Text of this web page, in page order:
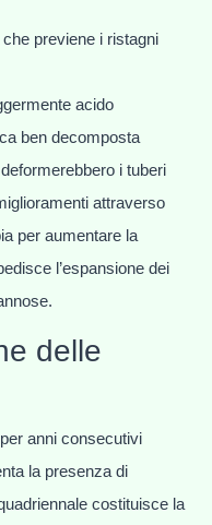
previene i ristagni
acido
ben decomposta
i tuberi
attraverso
per aumentare la
l’espansione dei
delle
anni consecutivi
la presenza di
costituisce la